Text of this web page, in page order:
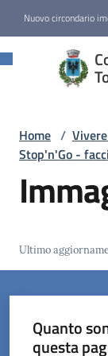
Nuovo circondario
Servizi
Vivere
Borgo
Tossignano
Home /
Stop'n'Go -
Ultimo
Quanto
questa